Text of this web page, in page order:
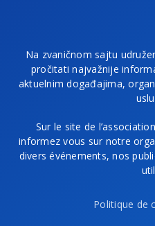
Na zvaničnom sajtu
pročitati najvažnije
aktuelnim događajima,
Sur le site de
informez vous sur notre
divers événements, nos
Politique de